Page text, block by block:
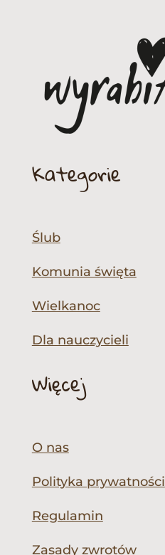
Kategorie
Ślub
Komunia święta
Wielkanoc
Dla nauczycieli
Więcej
O nas
Polityka prywatności
Regulamin
Zasady zwrotów